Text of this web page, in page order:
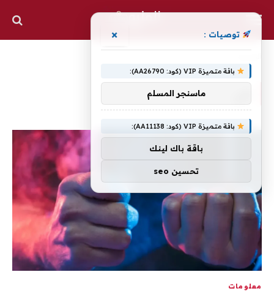
معلومات
توصيات : ×
باقة متميزة VIP (كود: AA26790):
ماسنجر المسلم
باقة متميزة VIP (كود: AA11138):
باقة باك لينك
تحسين seo